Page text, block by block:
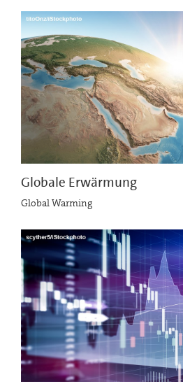
Globale Erwärmung
Global Warming